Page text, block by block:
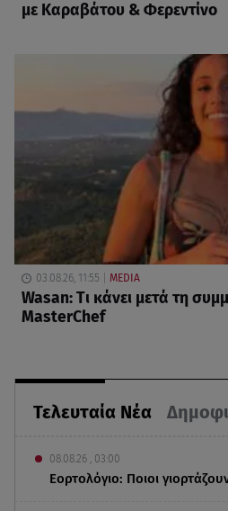
Τελευταία Νέα
08.08.26 , 03:00
Εορτολόγιο: Ποιοι
με Καραβάτου & Φερεντίνο
03.08.26, 11:55 MEDIA
Wasan: Tι κάνει μετά τη
MasterChef